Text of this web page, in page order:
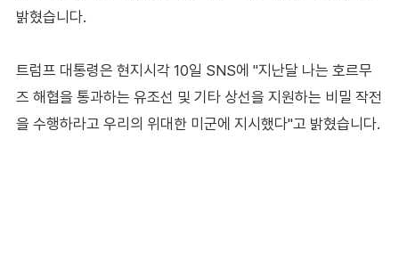
밝혔습니다.
트럼프 대통령은 현지시각 10일 SNS에 "지난달 나는 호르무
즈 해협을 통과하는 유조선 및 기타 상선을 지원하는 비밀 작전
을 수행하라고 우리의 위대한 미군에 지시했다"고 밝혔습니다.